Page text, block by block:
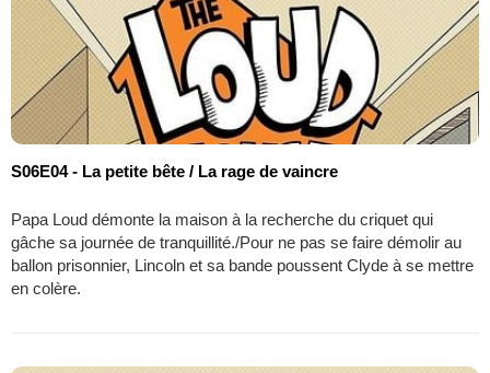
S06E04 - La petite bête / La rage de vaincre
Papa Loud démonte la maison à la recherche du criquet qui
gâche sa journée de tranquillité./Pour ne pas se faire démolir au
ballon prisonnier, Lincoln et sa bande poussent Clyde à se mettre
en colère.